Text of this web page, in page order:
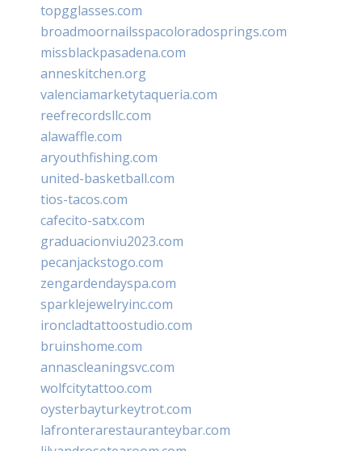
topgglasses.com
broadmoornailsspacoloradosprings.com
missblackpasadena.com
anneskitchen.org
valenciamarketytaqueria.com
reefrecordsllc.com
alawaffle.com
aryouthfishing.com
united-basketball.com
tios-tacos.com
cafecito-satx.com
graduacionviu2023.com
pecanjackstogo.com
zengardendayspa.com
sparklejewelryinc.com
ironcladtattoostudio.com
bruinshome.com
annascleaningsvc.com
wolfcitytattoo.com
oysterbayturkeytrot.com
lafronterarestauranteybar.com